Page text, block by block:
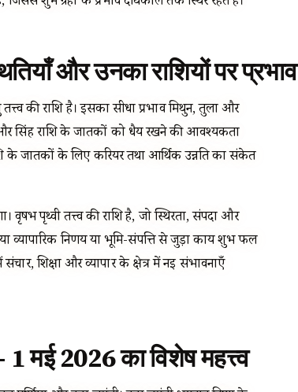
और उनका राशियों पर प्रभाव
की राशि है। इसका सीधा प्रभाव मिथुन, तुला और
सिंह राशि के जातकों को धैर्य रखने की आवश्यकता
के जातकों के लिए करियर तथा आर्थिक उन्नति का संकेत
वृषभ पृथ्वी तत्त्व की राशि है, जो स्थिरता, संपदा और
निर्णय या भूमि-संपत्ति से जुड़ा कार्य शुभ फल
संचार, शिक्षा और व्यापार के क्षेत्र में नई संभावनाएँ
1 मई 2026 का विशेष महत्त्व